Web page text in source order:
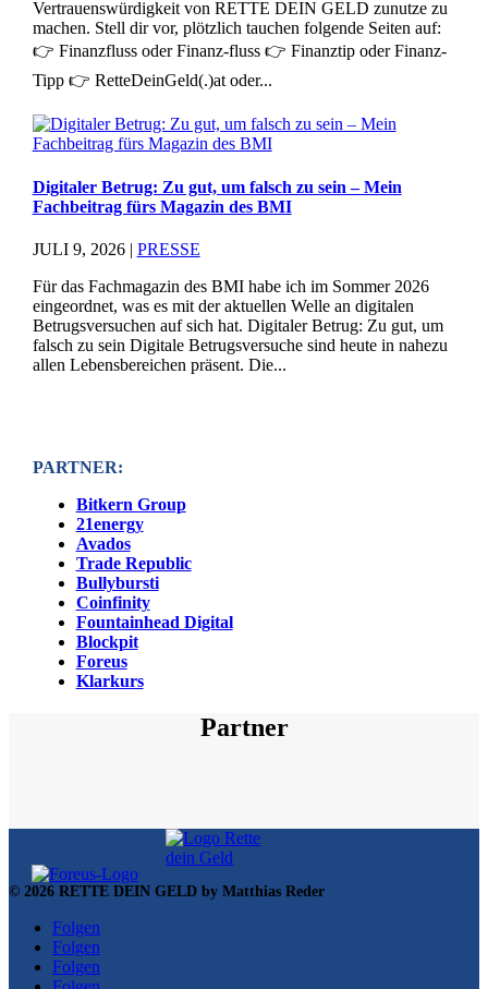
Vertrauenswürdigkeit von RETTE DEIN GELD zunutze zu
machen. Stell dir vor, plötzlich tauchen folgende Seiten auf:
👉 Finanzfluss oder Finanz-fluss 👉 Finanztip oder Finanz-
Tipp 👉 RetteDeinGeld(.)at oder...
Digitaler Betrug: Zu gut, um falsch zu sein – Mein
Fachbeitrag fürs Magazin des BMI
JULI 9, 2026| PRESSE
Für das Fachmagazin des BMI habe ich im Sommer 2026
eingeordnet, was es mit der aktuellen Welle an digitalen
Betrugsversuchen auf sich hat. Digitaler Betrug: Zu gut, um
falsch zu sein Digitale Betrugsversuche sind heute in nahezu
allen Lebensbereichen präsent. Die...
PARTNER:
Bitkern Group
21energy
Avados
Trade Republic
Bullybursti
Coinfinity
Fountainhead Digital
Blockpit
Foreus
Klarkurs
Partner
© 2026 RETTE DEIN GELD by Matthias Reder
Folgen
Folgen
Folgen